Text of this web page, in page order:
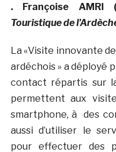
. Françoise AMRI
Touristique de
La «Visite innovante
ardéchois » a déployé
contact répartis sur
permettent aux
smartphone, à des
aussi d’utiliser le
pour effectuer des